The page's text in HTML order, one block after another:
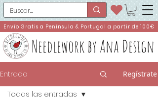
Needlework by Ana Design
Envío Gratis a Península & Portugal a partir de 100€
Entrada Regístrate
Todas las entradas